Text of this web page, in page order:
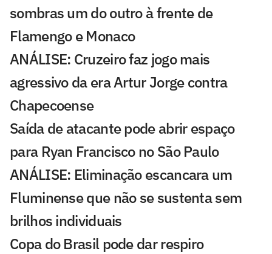
sombras um do outro à frente de
Flamengo e Monaco
ANÁLISE: Cruzeiro faz jogo mais
agressivo da era Artur Jorge contra
Chapecoense
Saída de atacante pode abrir espaço
para Ryan Francisco no São Paulo
ANÁLISE: Eliminação escancara um
Fluminense que não se sustenta sem
brilhos individuais
Copa do Brasil pode dar respiro